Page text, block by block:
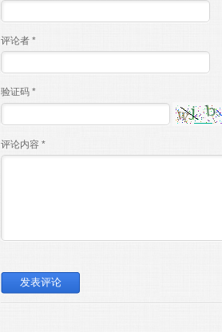
评论者 *
验证码 *
评论内容 *